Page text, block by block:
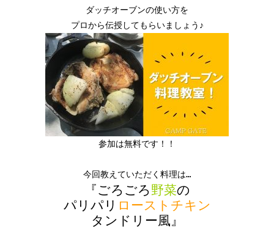
ダッチオーブンの使い方を
プロから伝授してもらいましょう♪
参加は無料です！！
今回教えていただく料理は…
『ごろごろ野菜の
パリパリ ローストチキン
タンドリー風 』